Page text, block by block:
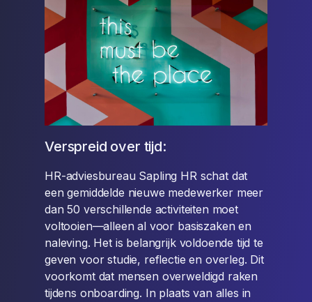
Verspreid over tijd:
HR-adviesbureau Sapling HR schat dat
een gemiddelde nieuwe medewerker meer
dan 50 verschillende activiteiten moet
voltooien—alleen al voor basiszaken en
naleving. Het is belangrijk voldoende tijd te
geven voor studie, reflectie en overleg. Dit
voorkomt dat mensen overweldigd raken
tijdens onboarding. In plaats van alles in